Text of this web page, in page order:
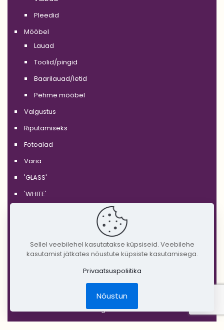
Pleedid
Mööbel
Lauad
Toolid/pingid
Baarilauad/letid
Pehme mööbel
Valgustus
Riputamiseks
Fotoalad
Varia
'GLASS'
'WHITE'
'GOLD'
DIY Create Your Wedding
Sellel veebilehel kasutatakse küpsiseid. Veebilehe
kasutamist jätkates nõustute küpsiste kasutamisega.
Privaatsuspoliitika
Nõustun